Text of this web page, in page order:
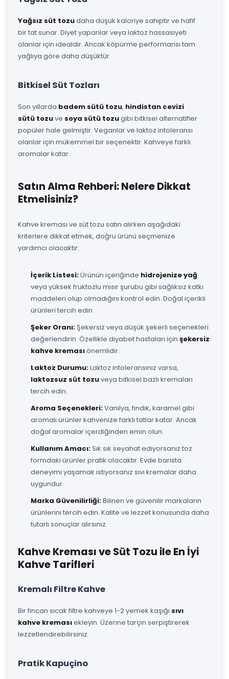
Yağsız süt tozudaha düşük kaloriye sahiptir ve hafif
bir tat sunar. Diyet yapanlar veya laktoz hassasiyeti
olanlar için idealdir. Ancak köpürme performansı tam
yağlıya göre daha düşüktür.
Bitkisel Süt Tozları
Son yıllarda badem sütü tozu, hindistan cevizi
sütü tozuve soya sütü tozugibi bitkisel alternatifler
popüler hale gelmiştir. Veganlar ve laktoz intoleransı
olanlar için mükemmel bir seçenektir. Kahveye farklı
aromalar katar.
Satın Alma Rehberi: Nelere Dikkat
Etmelisiniz?
Kahve kreması ve süt tozu satın alırken aşağıdaki
kriterlere dikkat etmek, doğru ürünü seçmenize
yardımcı olacaktır:
İçerik Listesi:Ürünün içeriğinde hidrojenize yağ
veya yüksek fruktozlu mısır şurubu gibi sağlıksız katkı
maddeleri olup olmadığını kontrol edin. Doğal içerikli
ürünleri tercih edin.
Şeker Oranı:Şekersiz veya düşük şekerli seçenekleri
değerlendirin. Özellikle diyabet hastaları için şekersiz
kahve kremasıönemlidir.
Laktoz Durumu:Laktoz intoleransınız varsa,
laktozsuz süt tozuveya bitkisel bazlı kremaları
tercih edin.
Aroma Seçenekleri:Vanilya, fındık, karamel gibi
aromalı ürünler kahvenize farklı tatlar katar. Ancak
doğal aromalar içerdiğinden emin olun.
Kullanım Amacı:Sık sık seyahat ediyorsanız toz
formdaki ürünler pratik olacaktır. Evde barista
deneyimi yaşamak istiyorsanız sıvı kremalar daha
uygundur.
Marka Güvenilirliği:Bilinen ve güvenilir markaların
ürünlerini tercih edin. Kalite ve lezzet konusunda daha
tutarlı sonuçlar alırsınız.
Kahve Kreması ve Süt Tozu ile En İyi
Kahve Tarifleri
Kremalı Filtre Kahve
Bir fincan sıcak filtre kahveye 1-2 yemek kaşığı sıvı
kahve kremasıekleyin. Üzerine tarçın serpiştirerek
lezzetlendirebilirsiniz.
Pratik Kapuçino